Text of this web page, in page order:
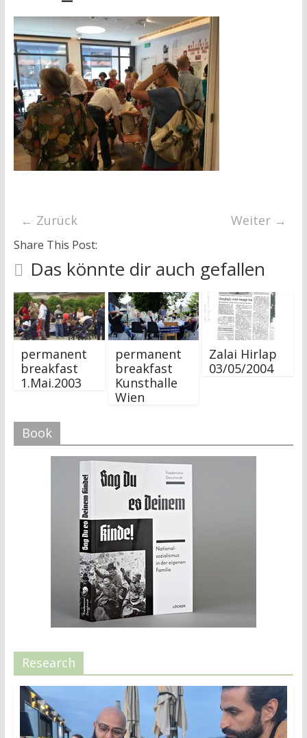
← Zurück Weiter →
Share This Post:
Das könnte dir auch gefallen
permanent
breakfast
1.Mai.2003
permanent
breakfast
Kunsthalle
Wien
Zalai Hirlap
03/05/2004
Book
Research